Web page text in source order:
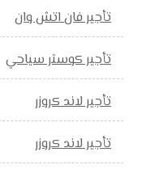
تأجير فان اتش وان
تأجير كوستر سياحي
تأجير لاند كروزر
تأجير لاند كروزر